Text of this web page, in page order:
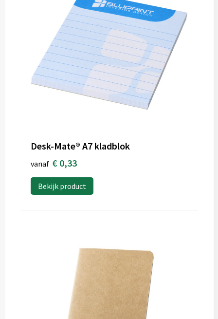
Desk-Mate® A7 kladblok
vanaf € 0,33
Bekijk product